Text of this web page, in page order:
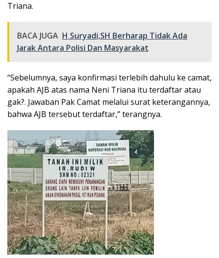
Triana.
BACA JUGA H Suryadi,SH Berharap Tidak Ada
Jarak Antara Polisi Dan Masyarakat
“Sebelumnya, saya konfirmasi terlebih dahulu ke camat,
apakah AJB atas nama Neni Triana itu terdaftar atau
gak?. Jawaban Pak Camat melalui surat keterangannya,
bahwa AJB tersebut terdaftar,” terangnya.